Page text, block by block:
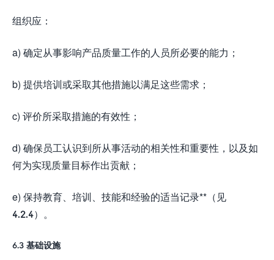
组织应：
a) 确定从事影响产品质量工作的人员所必要的能力；
b) 提供培训或采取其他措施以满足这些需求；
c) 评价所采取措施的有效性；
d) 确保员工认识到所从事活动的相关性和重要性，以及如
何为实现质量目标作出贡献；
e) 保持教育、培训、技能和经验的适当记录**（见
4.2.4）。
6.3 基础设施